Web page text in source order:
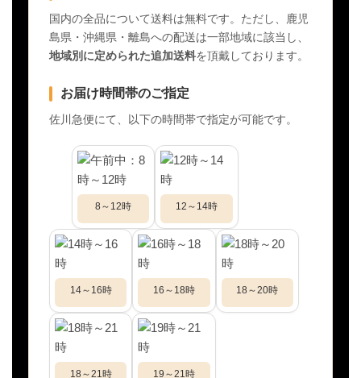
国内の全品について送料は無料です。ただし、鹿児
島県・沖縄県・離島への配送は一部地域に該当し、
地域別に定められた追加送料を頂戴しております。
お届け時間帯のご指定
佐川急便にて、以下の時間帯で指定が可能です。
8～12時 12～14時
14～16時 16～18時 18～20時
18～21時 19～21時